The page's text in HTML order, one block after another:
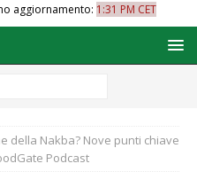
aggiornamento: 1:31 PM CET
della Nakba? Nove punti chiave
Podcast